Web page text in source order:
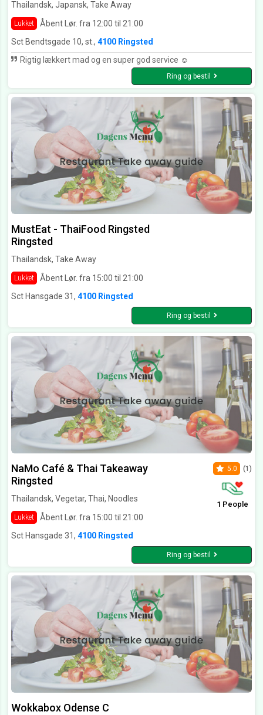
Thailandsk, Japansk, Take Away
Lukket
Åbent Lør. fra 12:00 til 21:00
Sct Bendtsgade 10, st., 4100 Ringsted
Rigtig lækkert mad og en super god service ☺️
Ring og bestil
MustEat - ThaiFood Ringsted
Ringsted
Thailandsk, Take Away
Lukket
Åbent Lør. fra 15:00 til 21:00
Sct Hansgade 31, 4100 Ringsted
Ring og bestil
NaMo Café & Thai Takeaway
Ringsted
Thailandsk, Vegetar, Thai, Noodles
Lukket Åbent Lør. fra 15:00 til 21:00
5.0 (1)
1 People
Sct Hansgade 31, 4100 Ringsted
Ring og bestil
Wokkabox Odense C